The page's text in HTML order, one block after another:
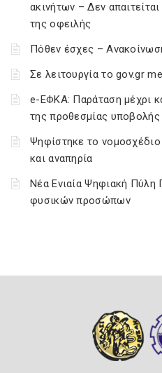
ακινήτων – Δεν
της οφειλής
Πόθεν έσχες –
Σε λειτουργία το gov.gr
e-ΕΦΚΑ: Παράταση μέχρι
της προθεσμίας
Ψηφίστηκε το
και αναπηρία
Νέα Ενιαία Ψηφιακή
φυσικών προσώπων